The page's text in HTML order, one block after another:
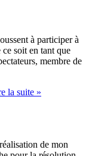
à participer à
soit en tant que
membre de
la suite »
de mon